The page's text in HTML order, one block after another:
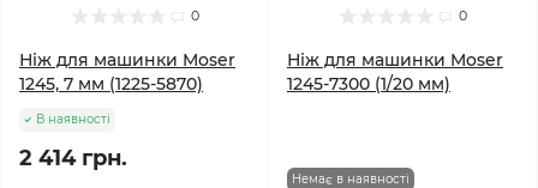
0
Ніж для машинки Moser
1245, 7 мм (1225-5870)
В наявності
2 414 грн.
0
Ніж для машинки Moser
1245-7300 (1/20 мм)
Немає в наявності